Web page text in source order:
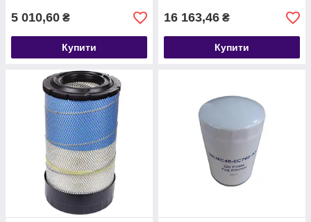
5 010,60 ₴
Купити
16 163,46 ₴
Купити